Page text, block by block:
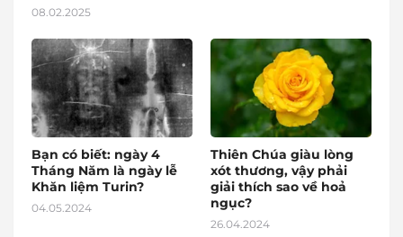
08.02.2025
Bạn có biết: ngày 4
Tháng Năm là ngày lễ
Khăn liệm Turin?
04.05.2024
Thiên Chúa giàu lòng
xót thương, vậy phải
giải thích sao về hoả
ngục?
26.04.2024